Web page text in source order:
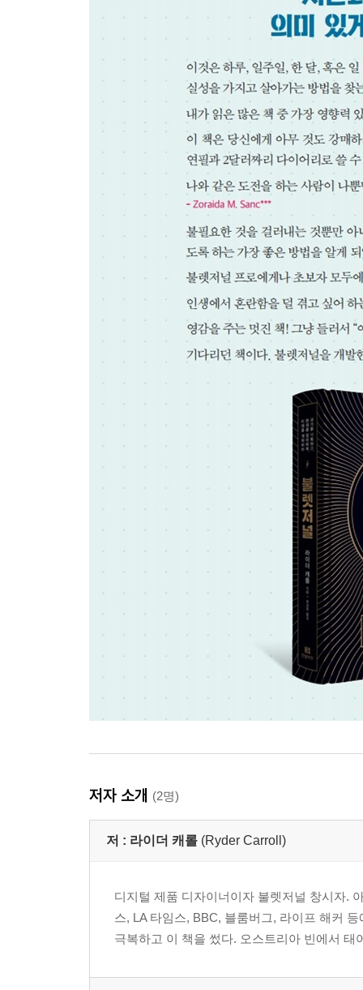
저자 소개 (2명)
저 : 라이더 캐롤 (Ryder Carroll)
디지털 제품 디자이너이자 불렛저널 창시자.
스, LA 타임스, BBC, 블룸버그, 라이프 해커
극복하고 이 책을 썼다. 오스트리아 빈에서